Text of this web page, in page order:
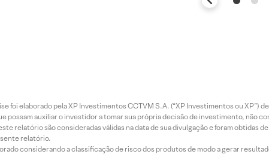
foi elaborado pela XP Investimentos CCTVM S.A. (“XP Investimentos ou
possam auxiliar o investidor a tomar sua própria decisão de investimento, não
relatório são consideradas válidas na data de sua divulgação e foram obtidas
relatório.
considerando a classificação de risco dos produtos de modo a gerar